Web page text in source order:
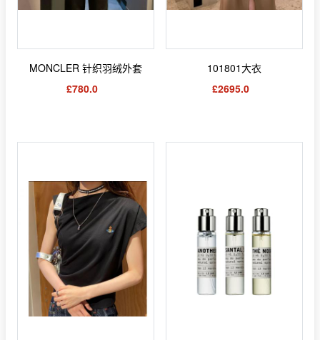
MONCLER 针织羽绒外套
£780.0
101801大衣
£2695.0